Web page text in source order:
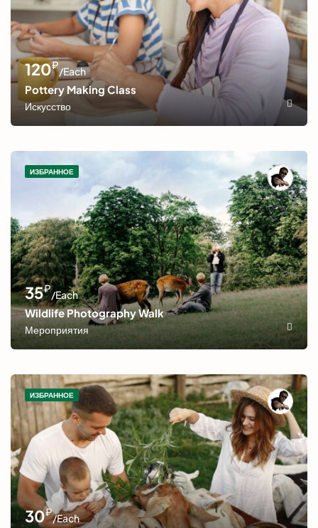
120₽/Each
Pottery Making Class
Искусство
ИЗБРАННОЕ
35₽/Each
Wildlife Photography Walk
Мероприятия
ИЗБРАННОЕ
30₽/Each